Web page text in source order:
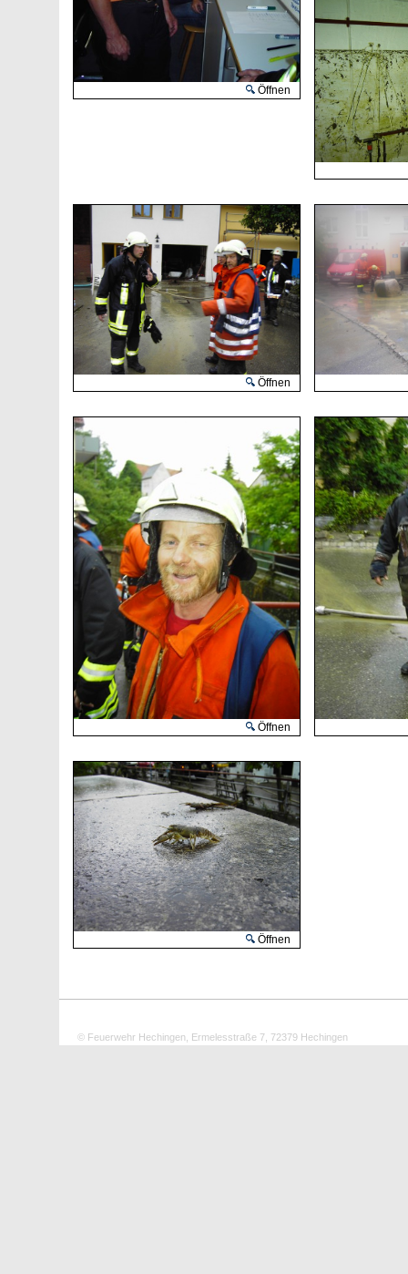
Öffnen
Öffnen
Öffnen
Öffnen
© Feuerwehr Hechingen, Ermelesstraße 7, 72379 Hechingen